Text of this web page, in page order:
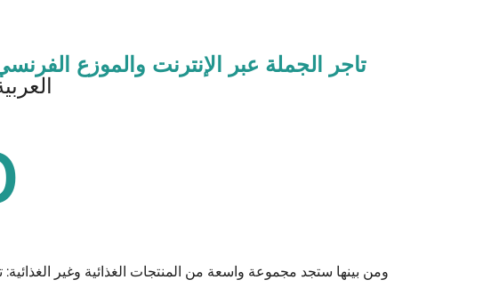
تاجر الجملة عبر الإنترنت والموزع
ومن بينها ستجد مجموعة واسعة من المنتجات الغذائية وغير